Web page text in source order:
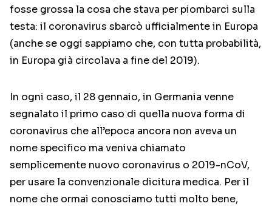
fosse grossa la cosa che stava per piombarci sulla
testa: il coronavirus sbarcò ufficialmente in Europa
(anche se oggi sappiamo che, con tutta probabilità,
in Europa già circolava a fine del 2019).
In ogni caso, il 28 gennaio, in Germania venne
segnalato il primo caso di quella nuova forma di
coronavirus che all’epoca ancora non aveva un
nome specifico ma veniva chiamato
semplicemente nuovo coronavirus o 2019-nCoV,
per usare la convenzionale dicitura medica. Per il
nome che ormai conosciamo tutti molto bene,